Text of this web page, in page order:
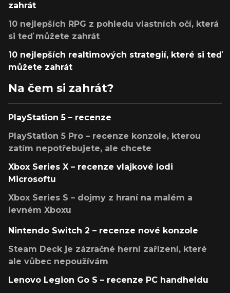
zahrát
10 nejlepších RPG z pohledu vlastních očí, která
si teď můžete zahrát
10 nejlepších realtimových strategií, které si teď
můžete zahrát
Na čem si zahrát?
PlayStation 5 – recenze
PlayStation 5 Pro – recenze konzole, kterou
zatím nepotřebujete, ale chcete
Xbox Series X – recenze vlajkové lodi
Microsoftu
Xbox Series S – dojmy z hraní na malém a
levném Xboxu
Nintendo Switch 2 – recenze nové konzole
Steam Deck je zázračné herní zařízení, které
ale vůbec nepoužívám
Lenovo Legion Go S – recenze PC handheldu